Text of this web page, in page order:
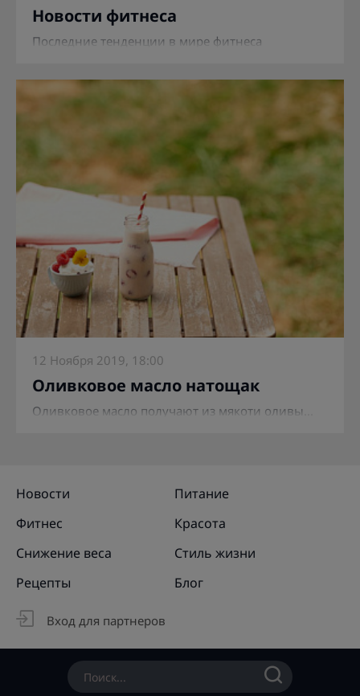
Новости фитнеса
Последние тенденции в мире фитнеса
12 Ноября 2019, 18:00
Оливковое масло натощак
Оливковое масло получают из мякоти оливы...
Новости
Питание
Фитнес
Красота
Снижение веса
Стиль жизни
Рецепты
Блог
Вход для партнеров